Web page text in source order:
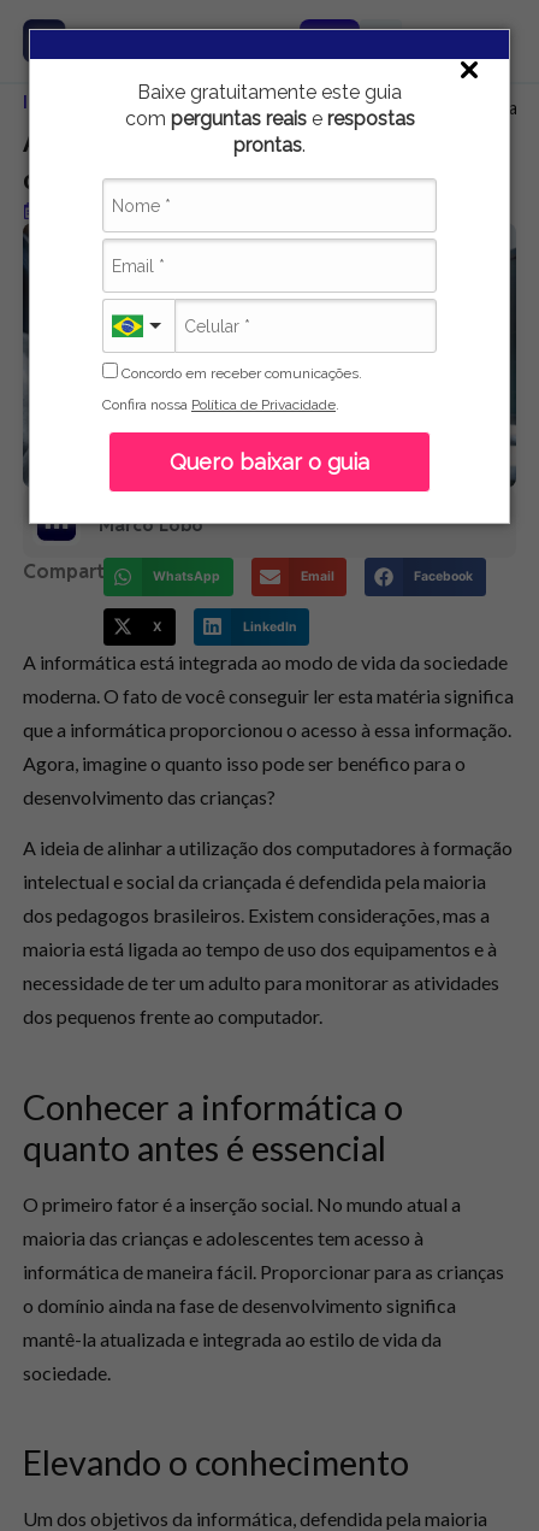
Baixe gratuitamente este guia
com perguntas reaise respostas
prontas.
Concordo em receber comunicações.
Confira nossa Política de Privacidade.
Quero baixar o guia
Início Educação A importância da informática para a criançada
A importância da informática para a
criançada
Publicado em 16 de maio de 2021
Marco Lobo
Compartilhe: WhatsApp Email Facebook
X LinkedIn
A informática está integrada ao modo de vida da sociedade
moderna. O fato de você conseguir ler esta matéria significa
que a informática proporcionou o acesso à essa informação.
Agora, imagine o quanto isso pode ser benéfico para o
desenvolvimento das crianças?
A ideia de alinhar a utilização dos computadores à formação
intelectual e social da criançada é defendida pela maioria
dos pedagogos brasileiros. Existem considerações, mas a
maioria está ligada ao tempo de uso dos equipamentos e à
necessidade de ter um adulto para monitorar as atividades
dos pequenos frente ao computador.
Conhecer a informática o
quanto antes é essencial
O primeiro fator é a inserção social. No mundo atual a
maioria das crianças e adolescentes tem acesso à
informática de maneira fácil. Proporcionar para as crianças
o domínio ainda na fase de desenvolvimento significa
mantê-la atualizada e integrada ao estilo de vida da
sociedade.
Elevando o conhecimento
Um dos objetivos da informática, defendida pela maioria